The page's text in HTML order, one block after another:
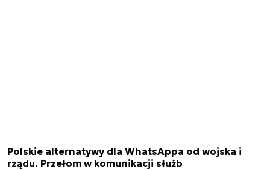
Polskie alternatywy dla WhatsAppa od wojska i
rządu. Przełom w komunikacji służb